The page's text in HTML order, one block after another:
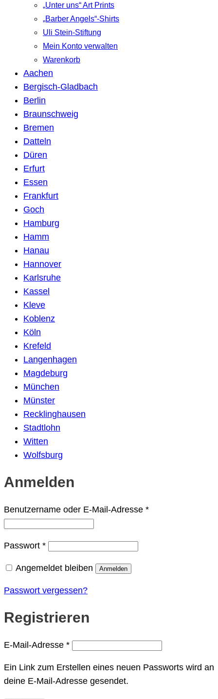
„Unter uns“ Art Prints
„Barber Angels“-Shirts
Uli Stein-Stiftung
Mein Konto verwalten
Warenkorb
Aachen
Bergisch-Gladbach
Berlin
Braunschweig
Bremen
Datteln
Düren
Erfurt
Essen
Frankfurt
Goch
Hamburg
Hamm
Hanau
Hannover
Karlsruhe
Kassel
Kleve
Koblenz
Köln
Krefeld
Langenhagen
Magdeburg
München
Münster
Recklinghausen
Stadtlohn
Witten
Wolfsburg
Anmelden
Benutzername oder E-Mail-Adresse *Erforderlich
Passwort *Erforderlich
Angemeldet bleiben Anmelden
Passwort vergessen?
Registrieren
E-Mail-Adresse *Erforderlich
Ein Link zum Erstellen eines neuen Passworts wird an
deine E-Mail-Adresse gesendet.